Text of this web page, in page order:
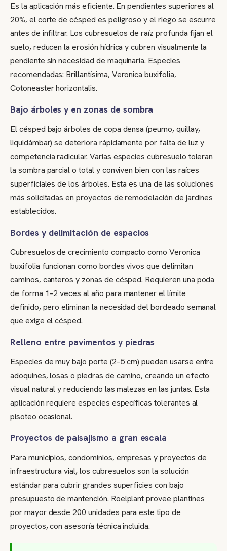
Es la aplicación más eficiente. En pendientes superiores al
20%, el corte de césped es peligroso y el riego se escurre
antes de infiltrar. Los cubresuelos de raíz profunda fijan el
suelo, reducen la erosión hídrica y cubren visualmente la
pendiente sin necesidad de maquinaria. Especies
recomendadas: Brillantísima, Veronica buxifolia,
Cotoneaster horizontalis.
Bajo árboles y en zonas de sombra
El césped bajo árboles de copa densa (peumo, quillay,
liquidámbar) se deteriora rápidamente por falta de luz y
competencia radicular. Varias especies cubresuelo toleran
la sombra parcial o total y conviven bien con las raíces
superficiales de los árboles. Esta es una de las soluciones
más solicitadas en proyectos de remodelación de jardines
establecidos.
Bordes y delimitación de espacios
Cubresuelos de crecimiento compacto como Veronica
buxifolia funcionan como bordes vivos que delimitan
caminos, canteros y zonas de césped. Requieren una poda
de forma 1–2 veces al año para mantener el límite
definido, pero eliminan la necesidad del bordeado semanal
que exige el césped.
Relleno entre pavimentos y piedras
Especies de muy bajo porte (2–5 cm) pueden usarse entre
adoquines, losas o piedras de camino, creando un efecto
visual natural y reduciendo las malezas en las juntas. Esta
aplicación requiere especies específicas tolerantes al
pisoteo ocasional.
Proyectos de paisajismo a gran escala
Para municipios, condominios, empresas y proyectos de
infraestructura vial, los cubresuelos son la solución
estándar para cubrir grandes superficies con bajo
presupuesto de mantención. Roelplant provee plantines
por mayor desde 200 unidades para este tipo de
proyectos, con asesoría técnica incluida.